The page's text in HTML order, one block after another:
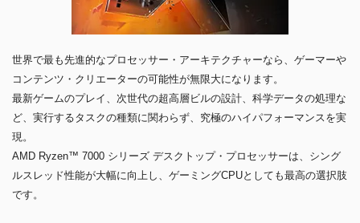
世界で最も先進的なプロセッサー・アーキテクチャーなら、ゲーマーや
コンテンツ・クリエーターの可能性が無限大になります。
最新ゲームのプレイ、次世代の超高層ビルの設計、科学データの処理な
ど、実行するタスクの種類に関わらず、究極のハイパフォーマンスを実
現。
AMD Ryzen™ 7000 シリーズ デスクトップ・プロセッサーは、シング
ルスレッド性能が大幅に向上し、ゲーミングCPUとしても最高の選択肢
です。